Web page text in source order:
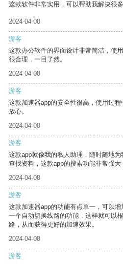
这款软件非常实用，可以帮助我解决很多
2024-04-08
游客
这款办公软件的界面设计非常简洁，使
很合理，一目了然。
2024-04-08
游客
这款加速器app的安全性很高，使用过
放心。
2024-04-08
游客
这款app就像我的私人助理，随时随地
查找资料，这款app的搜索功能非常强大
2024-04-08
游客
这款加速器app的功能有点单一，可以
一个自动切换线路的功能，这样就可以
路，从而获得更好的加速效果。
2024-04-08
游客